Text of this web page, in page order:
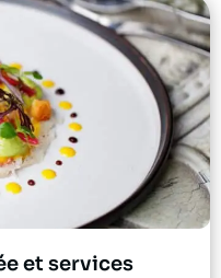
et services